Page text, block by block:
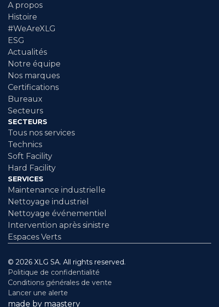
A propos
Histoire
#WeAreXLG
ESG
Actualités
Notre équipe
Nos marques
Certifications
Bureaux
Secteurs
SECTEURS
Tous nos services
Technics
Soft Facility
Hard Facility
SERVICES
Maintenance industrielle
Nettoyage industriel
Nettoyage événementiel
Intervention après sinistre
Espaces Verts
© 2026 XLG SA. All rights reserved.
Politique de confidentialité
Conditions générales de vente
Lancer une alerte
made by maastery